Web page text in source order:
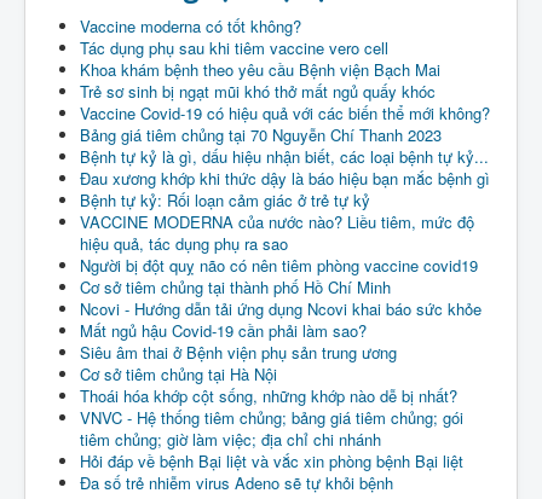
Vaccine moderna có tốt không?
Tác dụng phụ sau khi tiêm vaccine vero cell
Khoa khám bệnh theo yêu cầu Bệnh viện Bạch Mai
Trẻ sơ sinh bị ngạt mũi khó thở mất ngủ quấy khóc
Vaccine Covid-19 có hiệu quả với các biến thể mới không?
Bảng giá tiêm chủng tại 70 Nguyễn Chí Thanh 2023
Bệnh tự kỷ là gì, dấu hiệu nhận biết, các loại bệnh tự kỷ...
Đau xương khớp khi thức dậy là báo hiệu bạn mắc bệnh gì
Bệnh tự kỷ: Rối loạn cảm giác ở trẻ tự kỷ
VACCINE MODERNA của nước nào? Liều tiêm, mức độ
hiệu quả, tác dụng phụ ra sao
Người bị đột quỵ não có nên tiêm phòng vaccine covid19
Cơ sở tiêm chủng tại thành phố Hồ Chí Minh
Ncovi - Hướng dẫn tải ứng dụng Ncovi khai báo sức khỏe
Mất ngủ hậu Covid-19 cần phải làm sao?
Siêu âm thai ở Bệnh viện phụ sản trung ương
Cơ sở tiêm chủng tại Hà Nội
Thoái hóa khớp cột sống, những khớp nào dễ bị nhất?
VNVC - Hệ thống tiêm chủng; bảng giá tiêm chủng; gói
tiêm chủng; giờ làm việc; địa chỉ chi nhánh
Hỏi đáp về bệnh Bại liệt và vắc xin phòng bệnh Bại liệt
Đa số trẻ nhiễm virus Adeno sẽ tự khỏi bệnh